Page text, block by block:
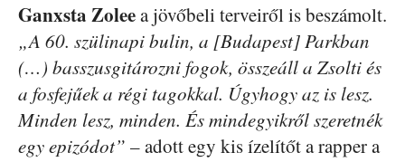
Ganxsta Zoleea jövőbeli terveiről is beszámolt.
„A 60. szülinapi bulin, a [Budapest] Parkban
(…) basszusgitározni fogok, összeáll a Zsolti és
a fosfejűek a régi tagokkal. Úgyhogy az is lesz.
Minden lesz, minden. És mindegyikről szeretnék
egy epizódot” – adott egy kis ízelítőt a rapper a